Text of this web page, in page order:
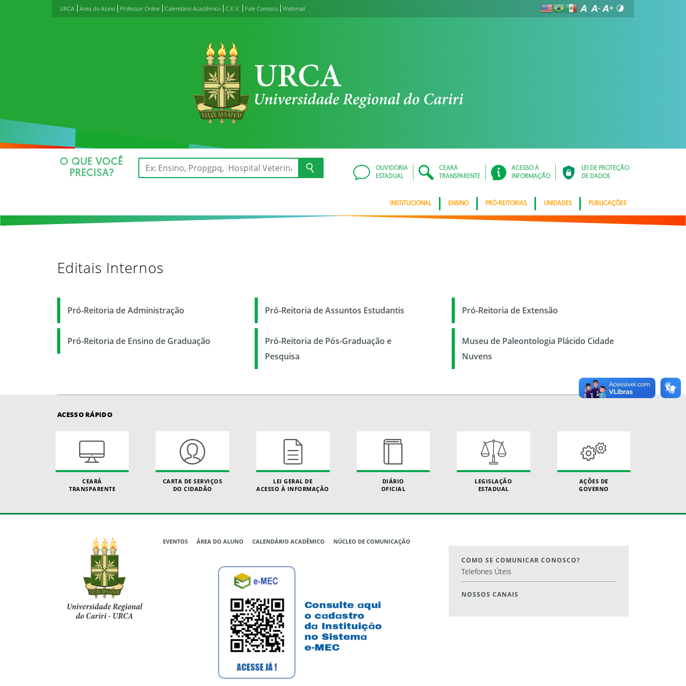
URCA Área do Aluno Professor Online Calendário Acadêmico C.E.V. Fale Conosco Webmail
O QUE VOCÊ
PRECISA?
OUVIDORIA
ESTADUAL
CEARÁ
TRANSPARENTE
ACESSO À
INFORMAÇÃO
LEI DE PROTEÇÃO
DE DADOS
INSTITUCIONAL ENSINO PRÓ-REITORIAS UNIDADES PUBLICAÇÕES
Editais Internos
Pró-Reitoria de Administração Pró-Reitoria de Assuntos Estudantis Pró-Reitoria de Extensão
Pró-Reitoria de Ensino de Graduação
Pró-Reitoria de Pós-Graduação e
Pesquisa
Museu de Paleontologia Plácido Cidade
Nuvens
ACESSO RÁPIDO
CEARÁ
TRANSPARENTE
CARTA DE SERVIÇOS
DO CIDADÃO
LEI GERAL DE
ACESSO À INFORMAÇÃO
DIÁRIO
OFICIAL
LEGISLAÇÃO
ESTADUAL
AÇÕES DE
GOVERNO
EVENTOS ÁREA DO ALUNO CALENDÁRIO ACADÊMICO NÚCLEO DE COMUNICAÇÃO
COMO SE COMUNICAR CONOSCO?
Telefones Úteis
NOSSOS CANAIS